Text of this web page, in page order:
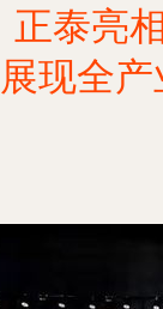
正泰亮
展现全